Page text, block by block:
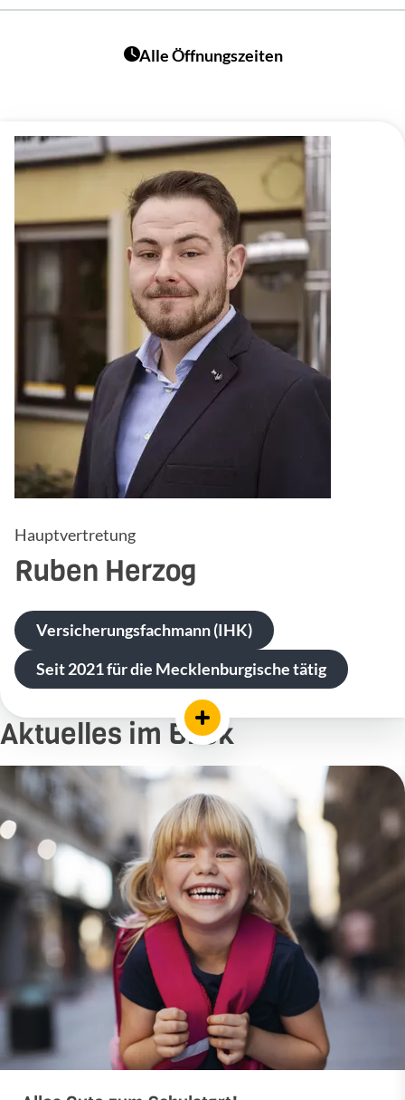
Alle Öffnungszeiten
Hauptvertretung
Ruben Herzog
Versicherungsfachmann (IHK)
Seit 2021 für die Mecklenburgische tätig
Aktuelles im Blick